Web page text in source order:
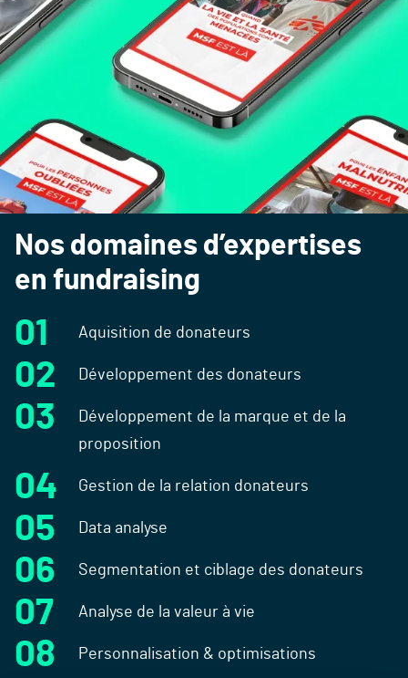
Nos domaines d’expertises
en fundraising
Aquisition de donateurs
Développement des donateurs
Développement de la marque et de la
proposition
Gestion de la relation donateurs
Data analyse
Segmentation et ciblage des donateurs
Analyse de la valeur à vie
Personnalisation & optimisations